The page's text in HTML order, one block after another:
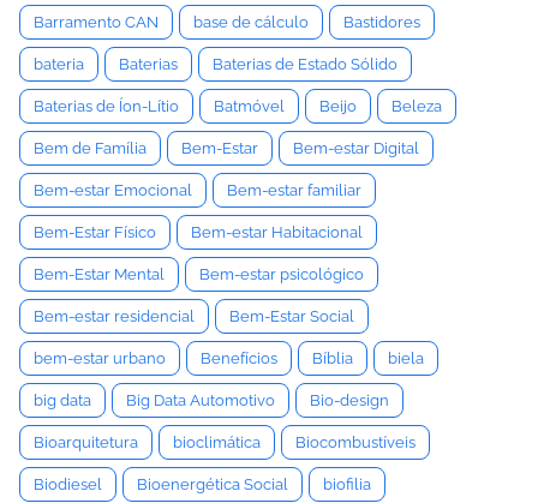
Barramento CAN base de cálculo Bastidores
bateria Baterias Baterias de Estado Sólido
Baterias de Íon-Lítio Batmóvel Beijo Beleza
Bem de Família Bem-Estar Bem-estar Digital
Bem-estar Emocional Bem-estar familiar
Bem-Estar Físico Bem-estar Habitacional
Bem-Estar Mental Bem-estar psicológico
Bem-estar residencial Bem-Estar Social
bem-estar urbano Benefícios Bíblia biela
big data Big Data Automotivo Bio-design
Bioarquitetura bioclimática Biocombustíveis
Biodiesel Bioenergética Social biofilia